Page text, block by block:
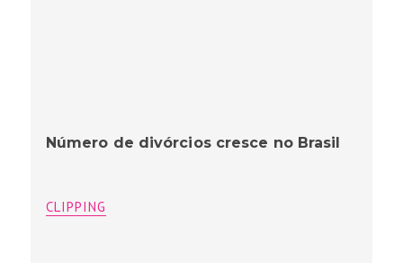
Número de divórcios cresce no Brasil
CLIPPING